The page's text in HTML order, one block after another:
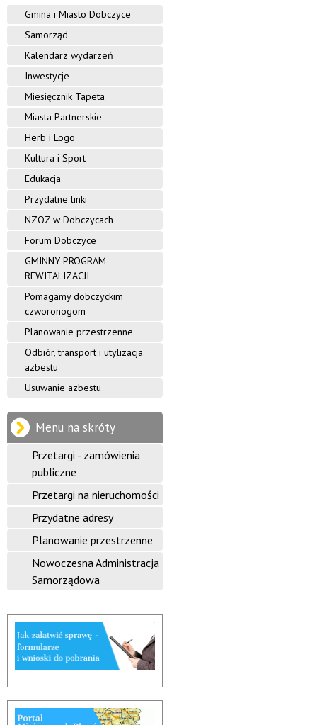
Gmina i Miasto Dobczyce
Samorząd
Kalendarz wydarzeń
Inwestycje
Miesięcznik Tapeta
Miasta Partnerskie
Herb i Logo
Kultura i Sport
Edukacja
Przydatne linki
NZOZ w Dobczycach
Forum Dobczyce
GMINNY PROGRAM
REWITALIZACJI
Pomagamy dobczyckim
czworonogom
Planowanie przestrzenne
Odbiór, transport i utylizacja
azbestu
Usuwanie azbestu
Menu na skróty
Przetargi - zamówienia
publiczne
Przetargi na nieruchomości
Przydatne adresy
Planowanie przestrzenne
Nowoczesna Administracja
Samorządowa